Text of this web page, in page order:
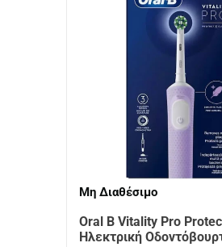
Μη Διαθέσιμο
Oral B Vitality Pro
Ηλεκτρική